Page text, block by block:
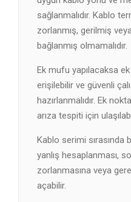
sağlanmalıdır. Kablo
zorlanmış, gerilmiş
bağlanmış olmamalıdır.
Ek mufu yapılacaksa
erişilebilir ve güvenli
hazırlanmalıdır. Ek
arıza tespiti için
Kablo serimi sırasında
yanlış hesaplanması,
zorlanmasına veya
açabilir.